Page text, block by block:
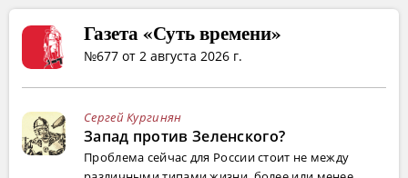
Газета «Суть времени»
№677 от 2 августа 2026 г.
Сергей Кургинян
Запад против Зеленского?
Проблема сейчас для России стоит не между